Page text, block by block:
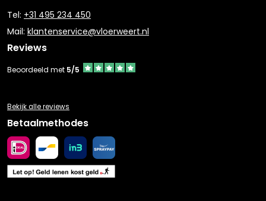
Tel: +31 495 234 450
Mail: klantenservice@vloerweert.nl
Reviews
Beoordeeld met 5/5
Bekijk alle reviews
Betaalmethodes